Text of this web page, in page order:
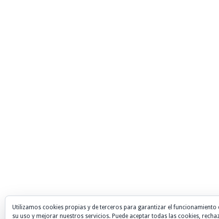
Utilizamos cookies propias y de terceros para garantizar el funcionamiento
su uso y mejorar nuestros servicios. Puede aceptar todas las cookies,